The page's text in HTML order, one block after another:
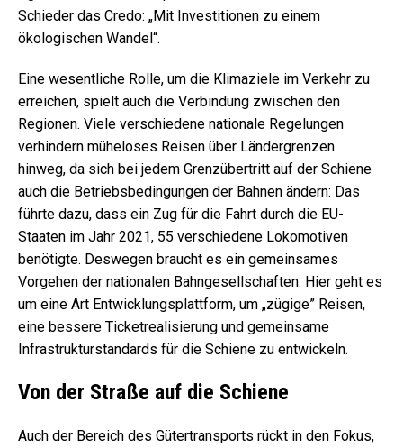
Schieder das Credo: „Mit Investitionen zu einem
ökologischen Wandel“.
Eine wesentliche Rolle, um die Klimaziele im Verkehr zu
erreichen, spielt auch die Verbindung zwischen den
Regionen. Viele verschiedene nationale Regelungen
verhindern müheloses Reisen über Ländergrenzen
hinweg, da sich bei jedem Grenzübertritt auf der Schiene
auch die Betriebsbedingungen der Bahnen ändern: Das
führte dazu, dass ein Zug für die Fahrt durch die EU-
Staaten im Jahr 2021, 55 verschiedene Lokomotiven
benötigte. Deswegen braucht es ein gemeinsames
Vorgehen der nationalen Bahngesellschaften. Hier geht es
um eine Art Entwicklungsplattform, um „zügige” Reisen,
eine bessere Ticketrealisierung und gemeinsame
Infrastrukturstandards für die Schiene zu entwickeln.
Von der Straße auf die Schiene
Auch der Bereich des Gütertransports rückt in den Fokus,